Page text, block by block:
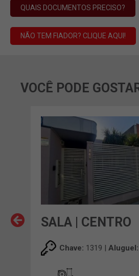
QUAIS DOCUMENTOS PRECISO?
NÃO TEM FIADOR? CLIQUE AQUI!
VOCÊ PODE
SALA | CENTRO
Chave: 1319 | Aluguel: